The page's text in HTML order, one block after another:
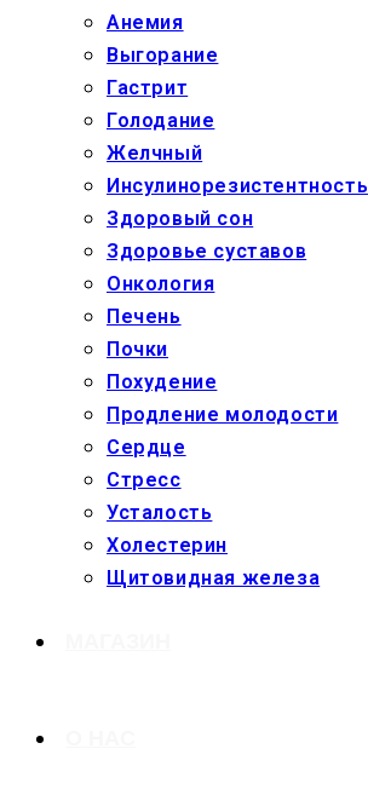
Анемия
Выгорание
Гастрит
Голодание
Желчный
Инсулинорезистентность
Здоровый сон
Здоровье суставов
Онкология
Печень
Почки
Похудение
Продление молодости
Сердце
Стресс
Усталость
Холестерин
Щитовидная железа